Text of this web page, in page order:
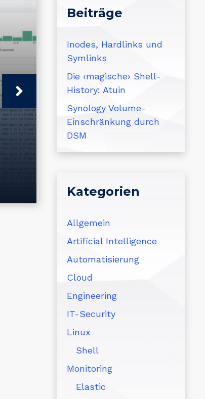
Beiträge
Inodes, Hardlinks und
Symlinks
Die ‹magische› Shell-
History: Atuin
Synology Volume-
Einschränkung durch
DSM
Kategorien
Allgemein
Artificial Intelligence
Automatisierung
Cloud
Engineering
IT-Security
Linux
Shell
Monitoring
Elastic